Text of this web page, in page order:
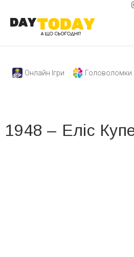
Онлайн Ігри Головоломки
1948 – Еліс